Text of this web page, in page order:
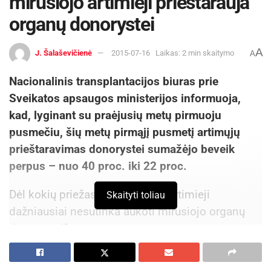
organų donorystei
J. Šalaševičienė 2015-07-16 Laikas: 2 min skaitymo AA
Nacionalinis transplantacijos biuras prie
Sveikatos apsaugos ministerijos informuoja,
kad, lyginant su praėjusių metų pirmuoju
pusmečiu, šių metų pirmąjį pusmetį artimųjų
prieštaravimas donorystei sumažėjo beveik
perpus – nuo 40 proc. iki 22 proc.
Dėl kokių priežasčių šiuo metu artimieji
dažniausiai nesutinka aukoti mirusiojo organų
donorystei?
Viena priežastis – nežinoma mirusiojo valia šiuo
Skaityti toliau